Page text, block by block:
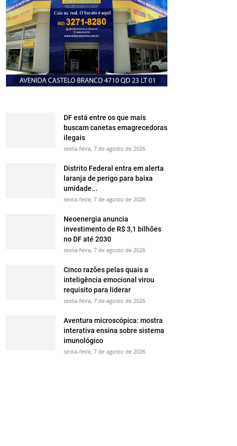
DF está entre os que mais
buscam canetas emagrecedoras
ilegais
sexta-feira, 7 de agosto de 2026
Distrito Federal entra em alerta
laranja de perigo para baixa
umidade...
sexta-feira, 7 de agosto de 2026
Neoenergia anuncia
investimento de R$ 3,1 bilhões
no DF até 2030
sexta-feira, 7 de agosto de 2026
Cinco razões pelas quais a
inteligência emocional virou
requisito para liderar
sexta-feira, 7 de agosto de 2026
Aventura microscópica: mostra
interativa ensina sobre sistema
imunológico
sexta-feira, 7 de agosto de 2026